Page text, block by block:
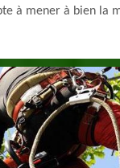
à mener à bien la